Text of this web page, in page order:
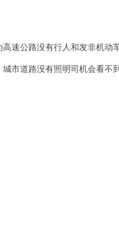
速公路没有行人和发非机
市道路没有照明司机会看不